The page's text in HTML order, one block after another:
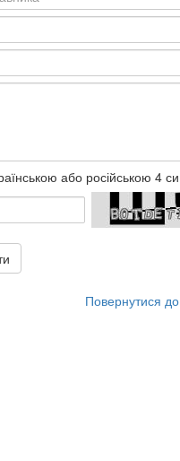
або російською 4
Повернутися